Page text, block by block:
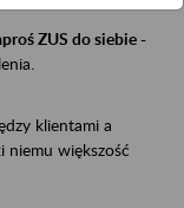
ZUS do siebie -
klientami a
niemu większość